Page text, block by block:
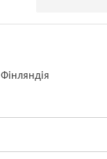
Фінляндія